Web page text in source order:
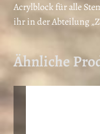
Acrylblock für alle
ihr in der Abteilung
Ähnliche